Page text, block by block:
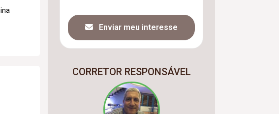
Enviar meu interesse
CORRETOR RESPONSÁVEL